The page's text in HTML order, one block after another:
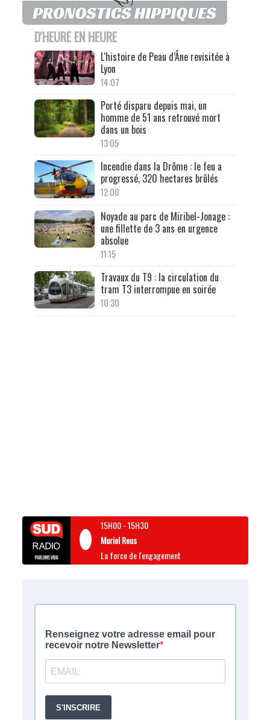
D'HEURE EN HEURE
L'histoire de Peau d’Âne revisitée à
Lyon
14:07
Porté disparu depuis mai, un
homme de 51 ans retrouvé mort
dans un bois
13:05
Incendie dans la Drôme : le feu a
progressé, 320 hectares brûlés
12:00
Noyade au parc de Miribel-Jonage :
une fillette de 3 ans en urgence
absolue
11:15
Travaux du T9 : la circulation du
tram T3 interrompue en soirée
10:30
15H00-15H30
Muriel Reus
La force de l'engagement